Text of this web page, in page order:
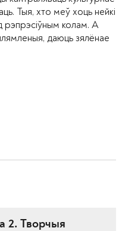
Тыя, хто меў хоць нейкі
рэпрэсіўным колам. А
даюць зялёнае
2. Творчыя